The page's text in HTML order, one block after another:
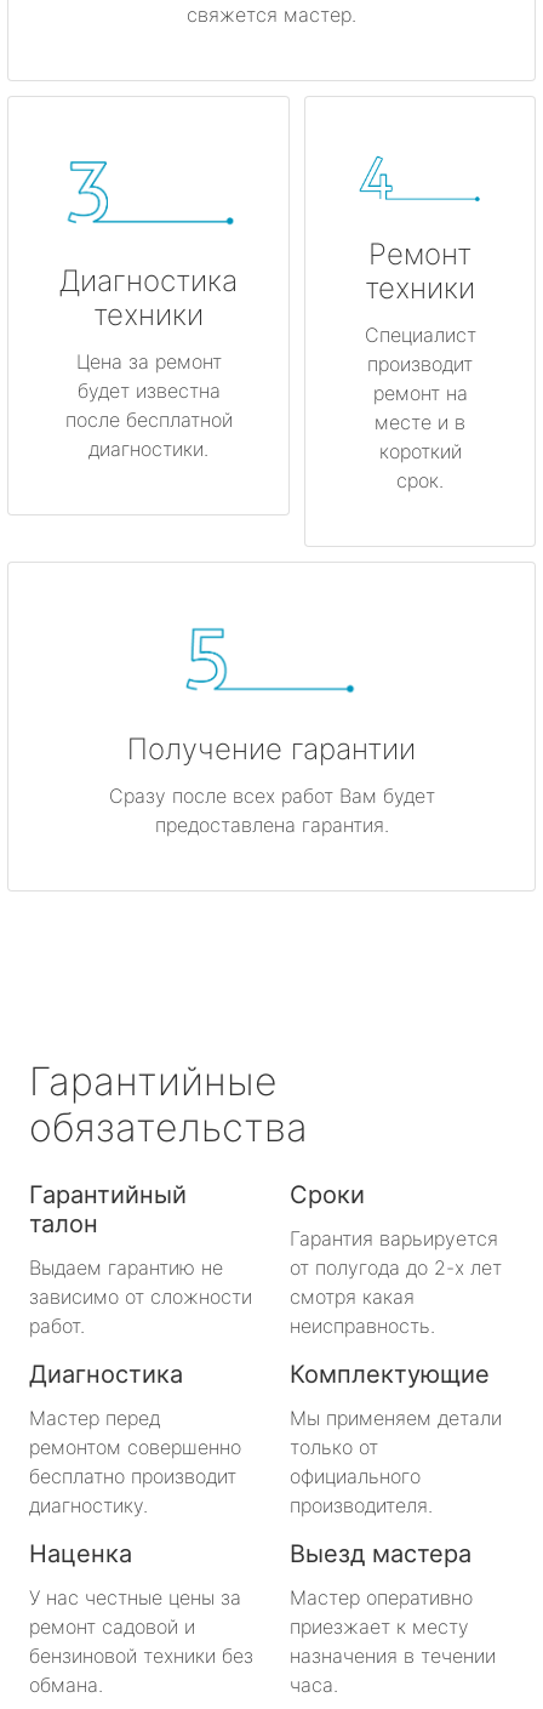
свяжется мастер.
Диагностика
техники
Цена за ремонт
будет известна
после бесплатной
диагностики.
Ремонт
техники
Специалист
производит
ремонт на
месте и в
короткий
срок.
Получение гарантии
Сразу после всех работ Вам будет
предоставлена гарантия.
Гарантийные
обязательства
Гарантийный
талон
Выдаем гарантию не
зависимо от сложности
работ.
Сроки
Гарантия варьируется
от полугода до 2-х лет
смотря какая
неисправность.
Диагностика
Мастер перед
ремонтом совершенно
бесплатно производит
диагностику.
Комплектующие
Мы применяем детали
только от
официального
производителя.
Наценка
У нас честные цены за
ремонт садовой и
бензиновой техники без
обмана.
Выезд мастера
Мастер оперативно
приезжает к месту
назначения в течении
часа.